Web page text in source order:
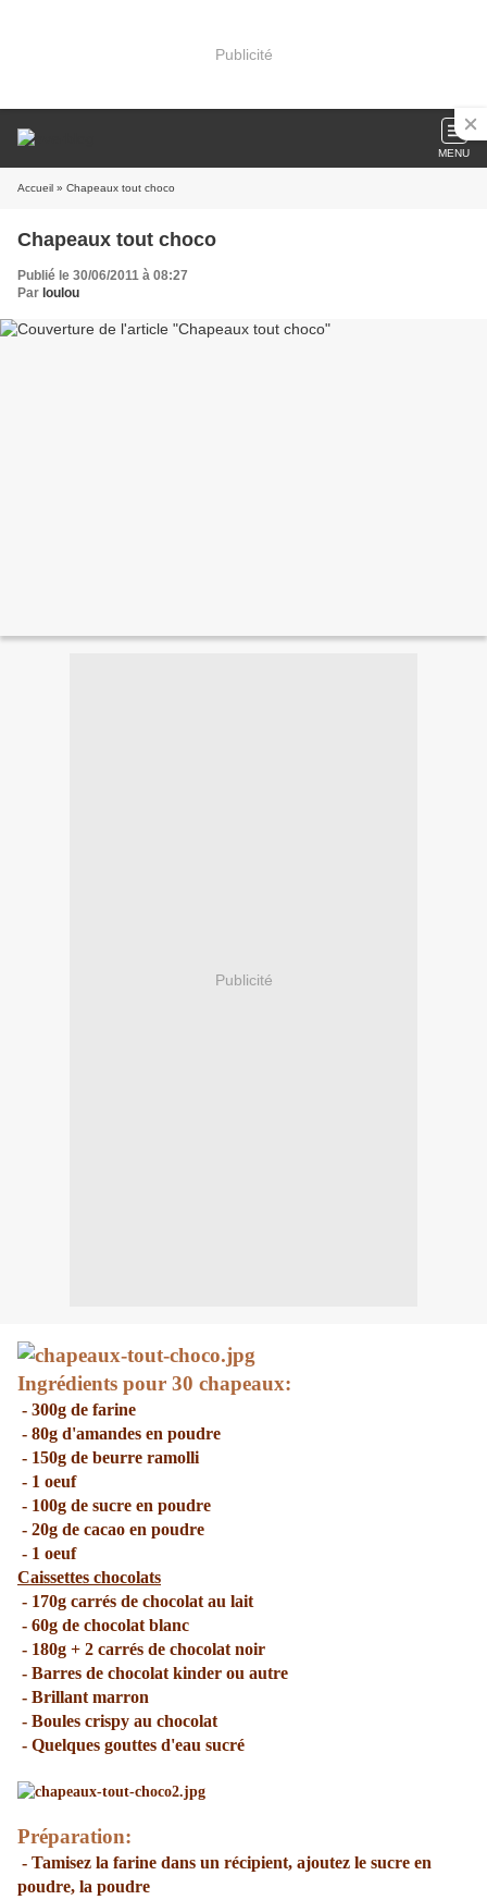
Publicité
MENU
Accueil » Chapeaux tout choco
Chapeaux tout choco
Publié le 30/06/2011 à 08:27
Par loulou
Publicité
Ingrédients pour 30 chapeaux:
- 300g de farine
- 80g d'amandes en poudre
- 150g de beurre ramolli
- 1 oeuf
- 100g de sucre en poudre
- 20g de cacao en poudre
- 1 oeuf
Caissettes chocolats
- 170g carrés de chocolat au lait
- 60g de chocolat blanc
- 180g + 2 carrés de chocolat noir
- Barres de chocolat kinder ou autre
- Brillant marron
- Boules crispy au chocolat
- Quelques gouttes d'eau sucré
Préparation:
- Tamisez la farine dans un récipient, ajoutez le sucre en
poudre, la poudre